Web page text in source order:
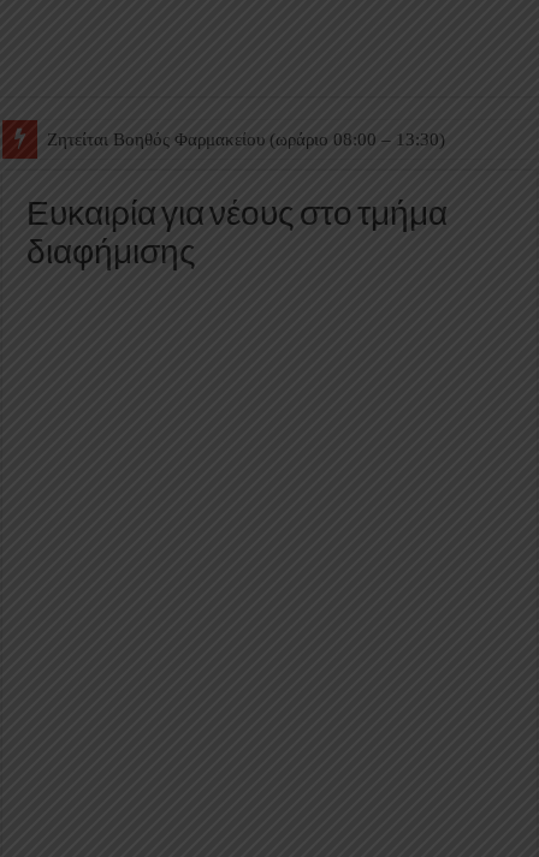
Ζητείται Βοηθός Θαλάμου
Ευκαιρία για νέους στο τμήμα
διαφήμισης